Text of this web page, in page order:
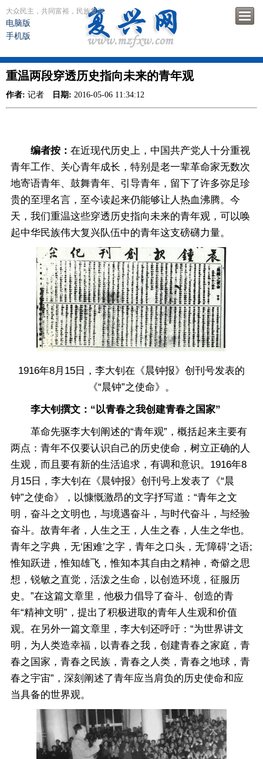
大众民主，共同富裕，民族复兴
电脑版
手机版
重温两段穿透历史指向未来的青年观
作者: 记者 日期: 2016-05-06 11:34:12
编者按： 在近现代历史上，中国共产党人十分重视
青年工作、关心青年成长，特别是老一辈革命家无数次
地寄语青年、鼓舞青年、引导青年，留下了许多弥足珍
贵的至理名言，至今读起来仍能够让人热血沸腾。今
天，我们重温这些穿透历史指向未来的青年观，可以唤
起中华民族伟大复兴队伍中的青年这支磅礴力量。
1916年8月15日，李大钊在《晨钟报》创刊号发表的
《“晨钟”之使命》。
李大钊撰文：“以青春之我创建青春之国家”
革命先驱李大钊阐述的“青年观”，概括起来主要有
两点：青年不仅要认识自己的历史使命，树立正确的人
生观，而且要有新的生活追求，有调和意识。1916年8
月15日，李大钊在《晨钟报》创刊号上发表了《“晨
钟”之使命》，以慷慨激昂的文字抒写道：“青年之文
明，奋斗之文明也，与境遇奋斗，与时代奋斗，与经验
奋斗。故青年者，人生之王，人生之春，人生之华也。
青年之字典，无‘困难’之字，青年之口头，无‘障碍’之语;
惟知跃进，惟知雄飞，惟知本其自由之精神，奇僻之思
想，锐敏之直觉，活泼之生命，以创造环境，征服历
史。”在这篇文章里，他极力倡导了奋斗、创造的青
年“精神文明”，提出了积极进取的青年人生观和价值
观。在另外一篇文章里，李大钊还呼吁：“为世界讲文
明，为人类造幸福，以青春之我，创建青春之家庭，青
春之国家，青春之民族，青春之人类，青春之地球，青
春之宇宙”，深刻阐述了青年应当肩负的历史使命和应
当具备的世界观。